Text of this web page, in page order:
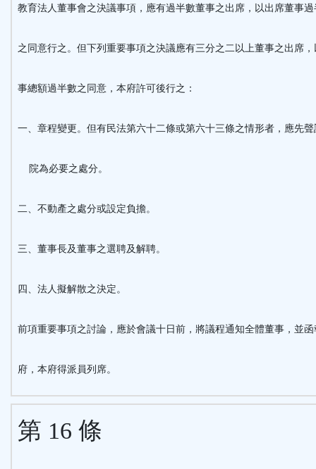
教育法人董事會之決議事項，應有過半數董事之出席，以出席董事過
之同意行之。但下列重要事項之決議應有三分之二以上董事之出席，
事總額過半數之同意，本府許可後行之：
一、章程變更。但有民法第六十二條或第六十三條之情形者，應先聲
院為必要之處分。
二、不動產之處分或設定負擔。
三、董事長及董事之選聘及解聘。
四、法人擬解散之決定。
前項重要事項之討論，應於會議十日前，將議程通知全體董事，並函
府，本府得派員列席。
第 16 條